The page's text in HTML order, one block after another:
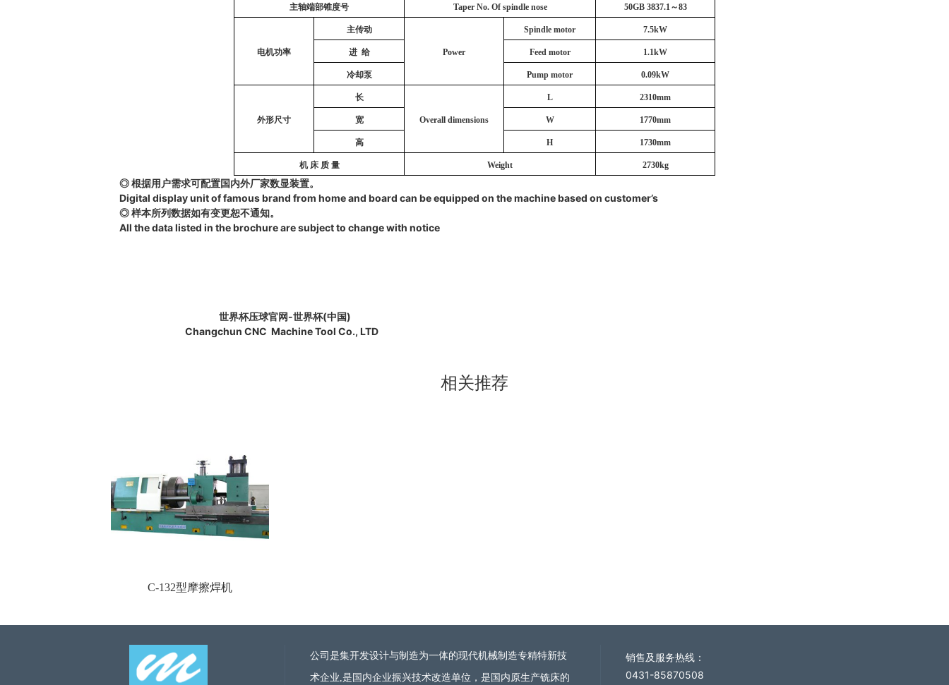
主轴端部锥度号 Taper No. Of spindle nose 50GB 3837.1～83
电机功率
主传动
Power
Spindle motor 7.5kW
进 给 Feed motor 1.1kW
冷却泵 Pump motor 0.09kW
外形尺寸
长
Overall dimensions
L 2310mm
宽 W 1770mm
高 H 1730mm
机 床 质 量 Weight 2730kg
◎根据用户需求可配置国内外厂家数显装置。
Digital display unit of famous brand from home and board can be equipped on the machine based on customer’s
◎样本所列数据如有变更恕不通知。
All the data listed in the brochure are subject to change with notice
世界杯压球官网-世界杯(中国)
ChangchunCNC Machine Tool Co., LTD
相关推荐
C-132型摩擦焊机
公司是集开发设计与制造为一体的现代机械制造专精特新技
术企业 ,是国内企业振兴技术改造单位，是国内原生产铣床的
销售及服务热线 ：
0431-85870508